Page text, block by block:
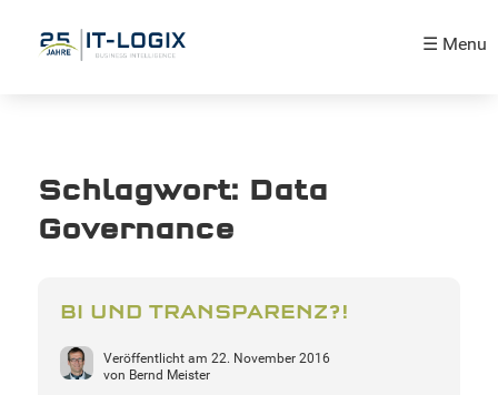
☰ Menu
Schlagwort:
Data
Governance
BI UND TRANSPARENZ?!
Veröffentlicht am 22. November 2016
von Bernd Meister